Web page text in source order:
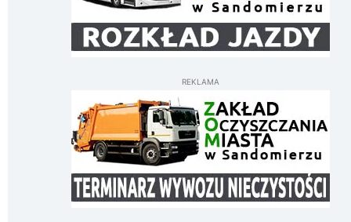
REKLAMA